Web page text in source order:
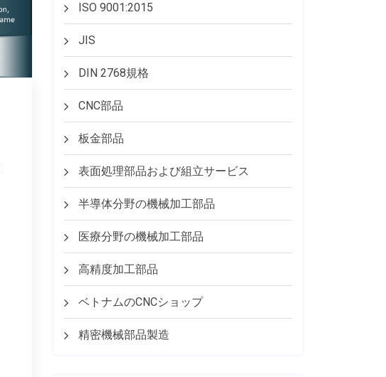
ISO 9001:2015
JIS
DIN 2768規格
CNC部品
板金部品
表面処理部品および組立サービス
半導体分野の機械加工部品
医療分野の機械加工部品
高精度加工部品
ベトナムのCNCショップ
精密機械部品製造